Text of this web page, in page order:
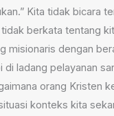
Kita tidak bicara
berkata tentang
misionaris dengan
di ladang pelayanan
orang Kristen
konteks kita